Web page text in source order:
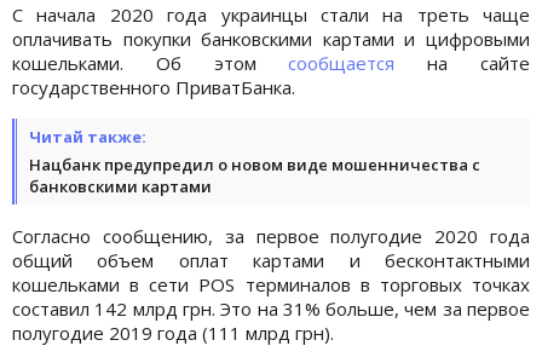
С начала 2020 года украинцы стали на треть чаще
оплачивать покупки банковскими картами и цифровыми
кошельками. Об этомсообщается на сайте
государственного ПриватБанка.
Читай также:
Нацбанк предупредил о новом виде мошенничества с
банковскими картами
Согласно сообщению, за первое полугодие 2020 года
общий объем оплат картами и бесконтактными
кошельками в сети POS терминалов в торговых точках
составил 142 млрд грн. Это на 31% больше, чем за первое
полугодие 2019 года (111 млрд грн).